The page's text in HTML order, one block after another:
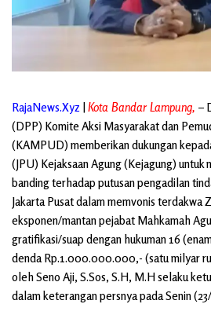
RajaNews.Xyz |Kota Bandar Lampung, –
(DPP) Komite Aksi Masyarakat dan
(KAMPUD) memberikan dukungan
(JPU) Kejaksaan Agung (Kejagung) untuk
banding terhadap putusan pengadilan
Jakarta Pusat dalam memvonis terdakwa
eksponen/mantan pejabat Mahkamah
gratifikasi/suap dengan hukuman 16
denda Rp.1.000.000.000,- (satu milyar
oleh Seno Aji, S.Sos, S.H, M.H selaku
dalam keterangan persnya pada Senin